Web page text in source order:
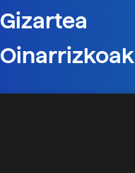
Gizartea
Oinarrizkoak